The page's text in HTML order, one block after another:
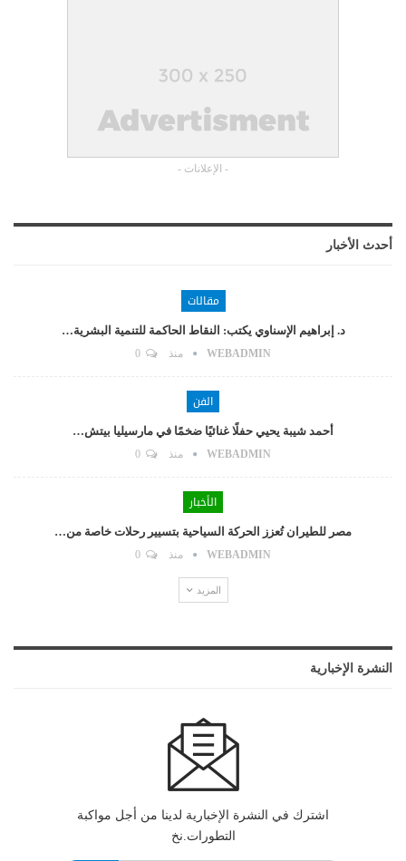
- الإعلانات -
أحدث الأخبار
مقالات
د. إبراهيم الإسناوي يكتب: النقاط الحاكمة للتنمية البشرية…
WEBADMIN منذ
الفن
أحمد شيبة يحيي حفلًا غنائيًا ضخمًا في مارسيليا بيتش…
WEBADMIN منذ
الأخبار
مصر للطيران تُعزز الحركة السياحية بتسيير رحلات خاصة من…
WEBADMIN منذ
المزيد
النشرة الإخبارية
اشترك في النشرة الإخبارية لدينا من أجل مواكبة
التطورات.نخ